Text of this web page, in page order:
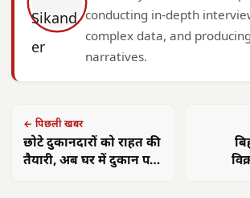
conducting in-depth
complex data, and
narratives.
← पिछली खबर
छोटे दुकानदारों को राहत की
तैयारी, अब घर में दुकान पर